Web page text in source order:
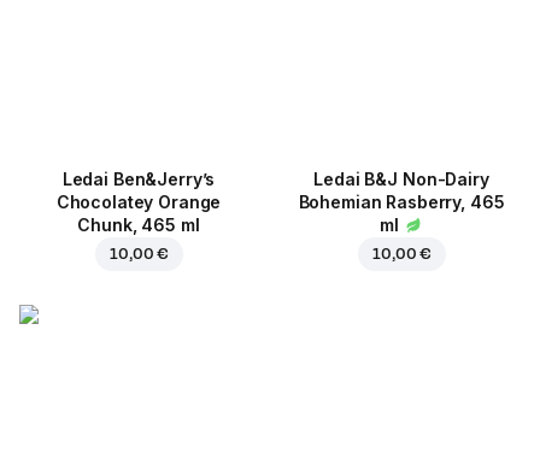
Ledai Ben&Jerry’s
Chocolatey Orange
Chunk, 465 ml
10,00 €
Ledai B&J Non-Dairy
Bohemian Rasberry, 465
ml
10,00 €